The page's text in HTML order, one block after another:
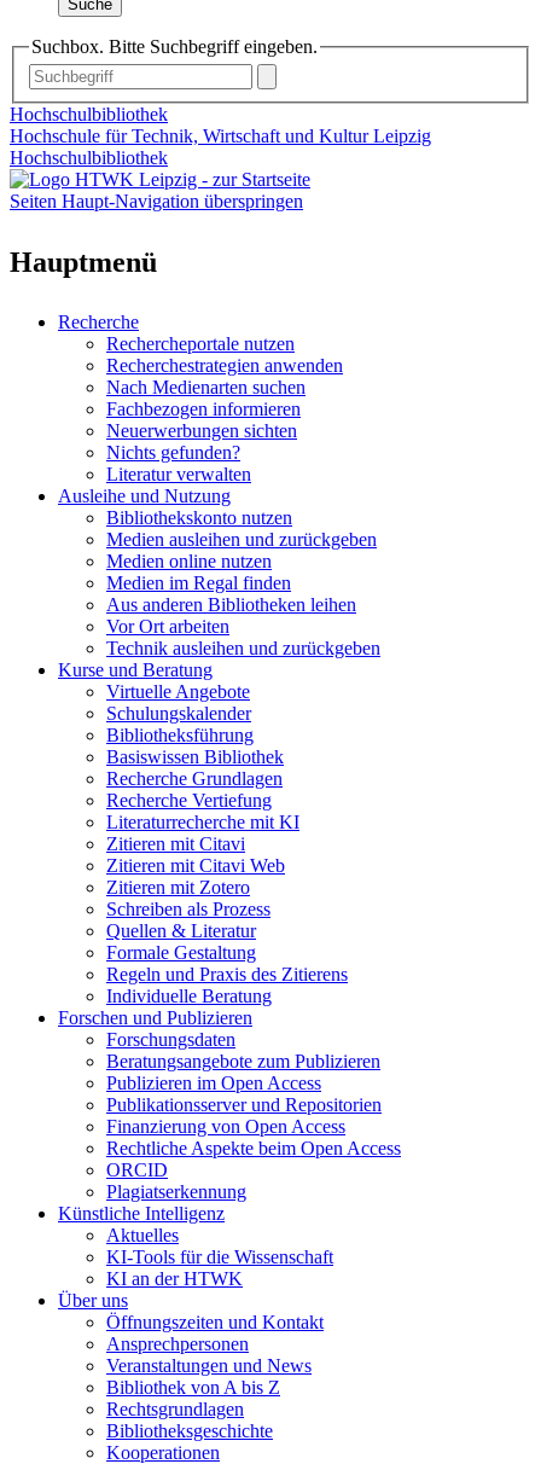
Suche
Suchbox. Bitte Suchbegriff eingeben.
Hochschulbibliothek
Hochschule für Technik, Wirtschaft und Kultur Leipzig
Hochschulbibliothek
Seiten Haupt-Navigation überspringen
Hauptmenü
Recherche
Rechercheportale nutzen
Recherchestrategien anwenden
Nach Medienarten suchen
Fachbezogen informieren
Neuerwerbungen sichten
Nichts gefunden?
Literatur verwalten
Ausleihe und Nutzung
Bibliothekskonto nutzen
Medien ausleihen und zurückgeben
Medien online nutzen
Medien im Regal finden
Aus anderen Bibliotheken leihen
Vor Ort arbeiten
Technik ausleihen und zurückgeben
Kurse und Beratung
Virtuelle Angebote
Schulungskalender
Bibliotheksführung
Basiswissen Bibliothek
Recherche Grundlagen
Recherche Vertiefung
Literaturrecherche mit KI
Zitieren mit Citavi
Zitieren mit Citavi Web
Zitieren mit Zotero
Schreiben als Prozess
Quellen & Literatur
Formale Gestaltung
Regeln und Praxis des Zitierens
Individuelle Beratung
Forschen und Publizieren
Forschungsdaten
Beratungsangebote zum Publizieren
Publizieren im Open Access
Publikationsserver und Repositorien
Finanzierung von Open Access
Rechtliche Aspekte beim Open Access
ORCID
Plagiatserkennung
Künstliche Intelligenz
Aktuelles
KI-Tools für die Wissenschaft
KI an der HTWK
Über uns
Öffnungszeiten und Kontakt
Ansprechpersonen
Veranstaltungen und News
Bibliothek von A bis Z
Rechtsgrundlagen
Bibliotheksgeschichte
Kooperationen